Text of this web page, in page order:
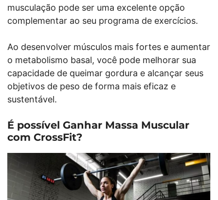
musculação pode ser uma excelente opção
complementar ao seu programa de exercícios.
Ao desenvolver músculos mais fortes e aumentar
o metabolismo basal, você pode melhorar sua
capacidade de queimar gordura e alcançar seus
objetivos de peso de forma mais eficaz e
sustentável.
É possível Ganhar Massa Muscular
com CrossFit?